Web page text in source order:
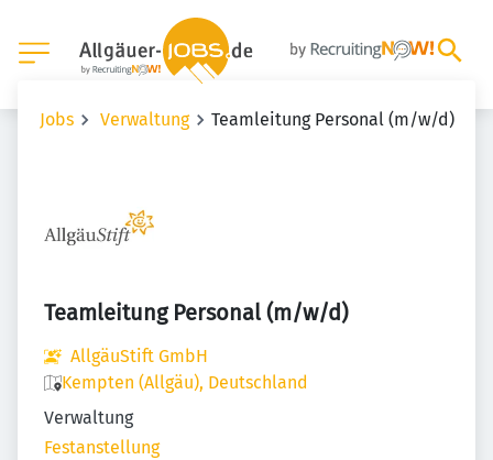
Jobs Verwaltung Teamleitung Personal (m/w/d)
Teamleitung Personal (m/w/d)
AllgäuStift GmbH
Kempten (Allgäu), Deutschland
Verwaltung
Festanstellung